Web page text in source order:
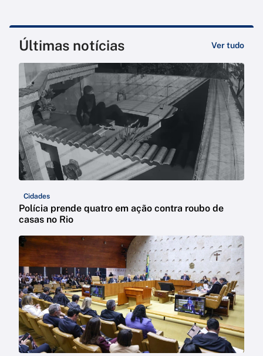
Últimas notícias Ver tudo
Cidades
Polícia prende quatro em ação contra roubo de
casas no Rio